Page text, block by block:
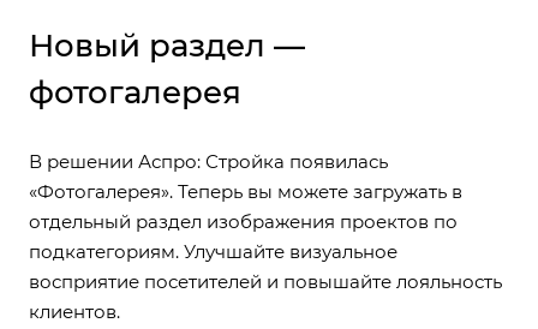
Новый раздел —
фотогалерея
В решении Аспро: Стройка появилась
«Фотогалерея». Теперь вы можете загружать в
отдельный раздел изображения проектов по
подкатегориям. Улучшайте визуальное
восприятие посетителей и повышайте лояльность
клиентов.